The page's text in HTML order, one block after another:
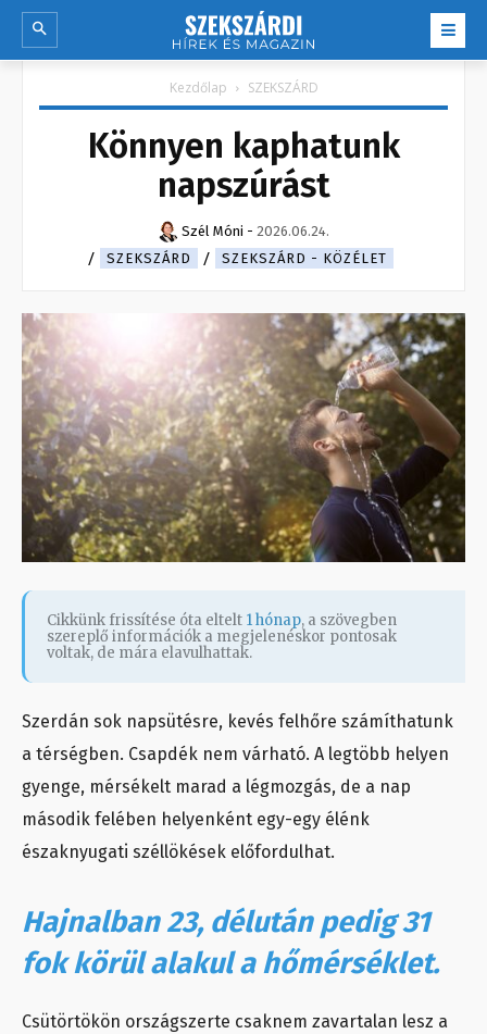
Kezdőlap SZEKSZÁRD
Könnyen kaphatunk
napszúrást
Szél Móni - 2026.06.24.
SZEKSZÁRD
SZEKSZÁRD - KÖZÉLET
Cikkünk frissítése óta eltelt 1 hónap, a szövegben
szereplő információk a megjelenéskor pontosak
voltak, de mára elavulhattak.
Szerdán sok napsütésre, kevés felhőre számíthatunk
a térségben. Csapdék nem várható. A legtöbb helyen
gyenge, mérsékelt marad a légmozgás, de a nap
második felében helyenként egy-egy élénk
északnyugati széllökések előfordulhat.
Hajnalban 23, délután pedig 31
fok körül alakul a hőmérséklet.
Csütörtökön országszerte csaknem zavartalan lesz a